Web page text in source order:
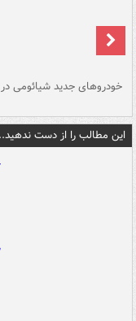
خودروهای جدید شیائومی در
این مطالب را از دست